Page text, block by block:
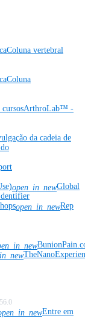
Coluna vertebral
Coluna
ArthroLab™ -
da cadeia de
open_in_newGlobal
open_in_newRep
Entre em